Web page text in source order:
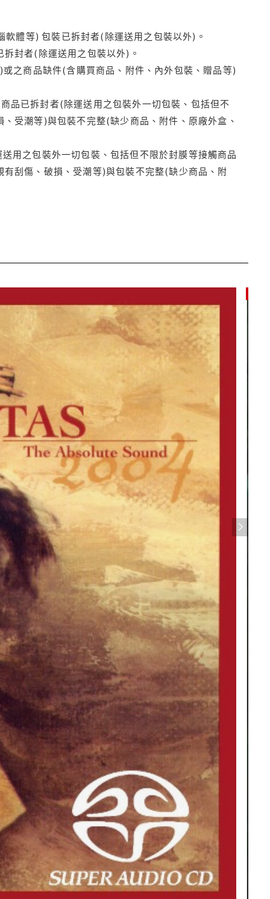
體等) 包裝已拆封者(除運送用之包裝以外)。
封者(除運送用之包裝以外)。
之商品缺件(含購買商品、附件、內外包裝、贈品等)
品已拆封者(除運送用之包裝外一切包裝、包括但不
受潮等)與包裝不完整(缺少商品、附件、原廠外盒、
用之包裝外一切包裝、包括但不限於封膜等接觸商品
刮傷、破損、受潮等)與包裝不完整(缺少商品、附